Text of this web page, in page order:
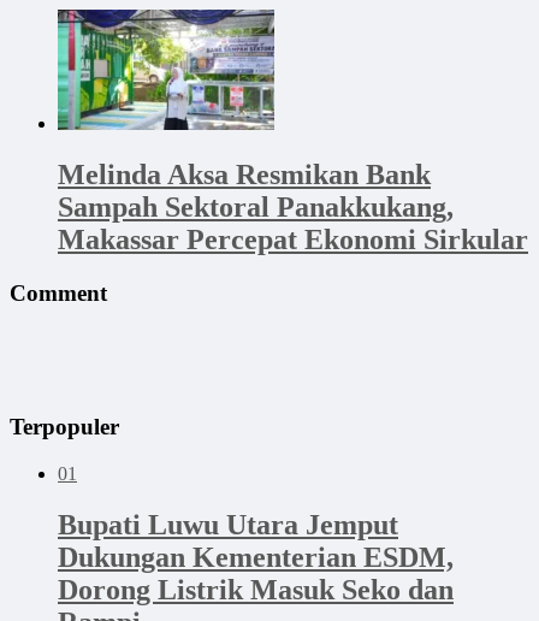
Melinda Aksa Resmikan Bank
Sampah Sektoral Panakkukang,
Makassar Percepat Ekonomi Sirkular
Comment
Terpopuler
01
Bupati Luwu Utara Jemput
Dukungan Kementerian ESDM,
Dorong Listrik Masuk Seko dan